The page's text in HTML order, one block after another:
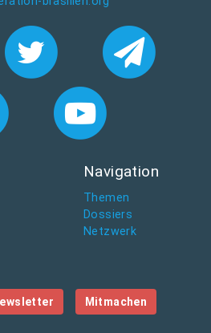
Navigation
Themen
Dossiers
Netzwerk
Mitmachen